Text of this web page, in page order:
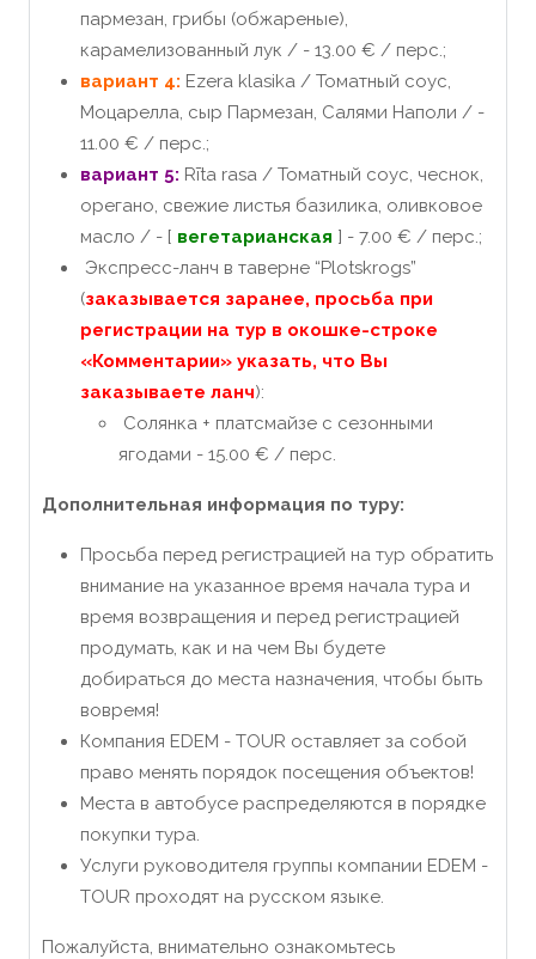
пармезан, грибы (обжареные),
карамелизованный лук / - 13.00 € / перс.;
вариант 4: Ezera klasika / Томатный соус,
Моцарелла, сыр Пармезан, Салями Наполи / -
11.00 € / перс.;
вариант 5: Rīta rasa / Томатный соус, чеснок,
орегано, свежие листья базилика, оливковое
масло / - [ вегетарианская ] - 7.00 € / перс.;
Экспресс-ланч в таверне “Plotskrogs”
(заказывается заранее, просьба при
регистрации на тур в окошке-строке
«Комментарии» указать, что Вы
заказываете ланч):
Солянка + платсмайзе с сезонными
ягодами - 15.00 € / перс.
Дополнительная информация по туру:
Просьба перед регистрацией на тур обратить
внимание на указанное время начала тура и
время возвращения и перед регистрацией
продумать, как и на чем Вы будете
добираться до места назначения, чтобы быть
вовремя!
Компания EDEM - TOUR оставляет за собой
право менять порядок посещения объектов!
Места в автобусе распределяются в порядке
покупки тура.
Услуги руководителя группы компании EDEM -
TOUR проходят на русском языке.
Пожалуйста, внимательно ознакомьтесь